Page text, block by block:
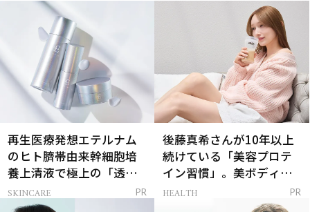
再生医療発想エテルナム
のヒト臍帯由来幹細胞培
養上清液で極上の「透明
感ハリ肌」へ
SKINCARE PR
後藤真希さんが10年以上
続けている「美容プロテ
イン習慣」。美ボディを
支える朝ルーティンと
HEALTH PR